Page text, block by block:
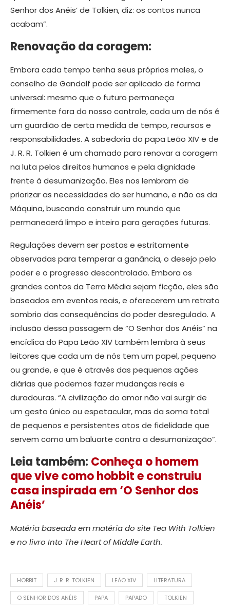
Senhor dos Anéis’ de Tolkien, diz: os contos nunca
acabam”.
Renovação da coragem:
Embora cada tempo tenha seus próprios males, o
conselho de Gandalf pode ser aplicado de forma
universal: mesmo que o futuro permaneça
firmemente fora do nosso controle, cada um de nós é
um guardião de certa medida de tempo, recursos e
responsabilidades. A sabedoria do papa Leão XIV e de
J. R. R. Tolkien é um chamado para renovar a coragem
na luta pelos direitos humanos e pela dignidade
frente à desumanização. Eles nos lembram de
priorizar as necessidades do ser humano, e não as da
Máquina, buscando construir um mundo que
permanecerá limpo e inteiro para gerações futuras.
Regulações devem ser postas e estritamente
observadas para temperar a ganância, o desejo pelo
poder e o progresso descontrolado. Embora os
grandes contos da Terra Média sejam ficção, eles são
baseados em eventos reais, e oferecerem um retrato
sombrio das consequências do poder desregulado. A
inclusão dessa passagem de “O Senhor dos Anéis” na
encíclica do Papa Leão XIV também lembra à seus
leitores que cada um de nós tem um papel, pequeno
ou grande, e que é através das pequenas ações
diárias que podemos fazer mudanças reais e
duradouras. “A civilização do amor não vai surgir de
um gesto único ou espetacular, mas da soma total
de pequenos e persistentes atos de fidelidade que
servem como um baluarte contra a desumanização”.
Leia também: Conheça o homem
que vive como hobbit e construiu
casa inspirada em ‘O Senhor dos
Anéis’
Matéria baseada em matéria do site Tea With Tolkien
e no livro Into The Heart of Middle Earth.
HOBBIT J. R. R. TOLKIEN LEÃO XIV LITERATURA
O SENHOR DOS ANÉIS PAPA PAPADO TOLKIEN